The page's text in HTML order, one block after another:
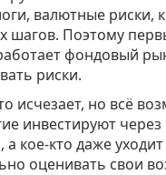
валютные риски,
шагов. Поэтому
фондовый
риски.
исчезает, но всё
инвестируют через
кое-кто даже
оценивать свои